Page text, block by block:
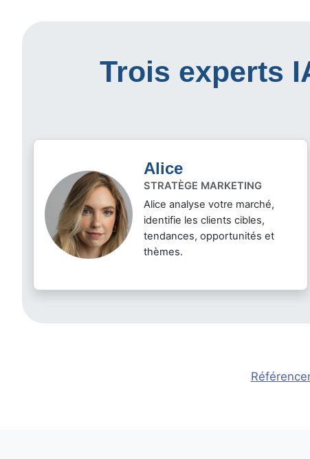
Trois experts
Alice
STRATÈGE MARKETING
Alice analyse votre marché,
identifie les clients cibles,
tendances, opportunités et
thèmes.